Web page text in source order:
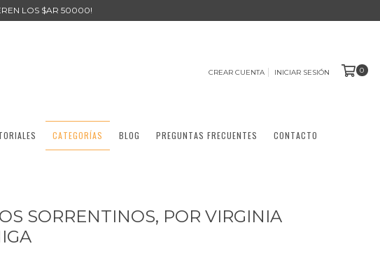
LOS $AR 50000!
CREAR CUENTA INICIAR SESIÓN 0
CATEGORÍAS BLOG PREGUNTAS FRECUENTES CONTACTO
SORRENTINOS, POR VIRGINIA